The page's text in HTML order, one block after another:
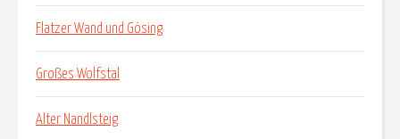
Flatzer Wand und Gösing
Großes Wolfstal
Alter Nandlsteig